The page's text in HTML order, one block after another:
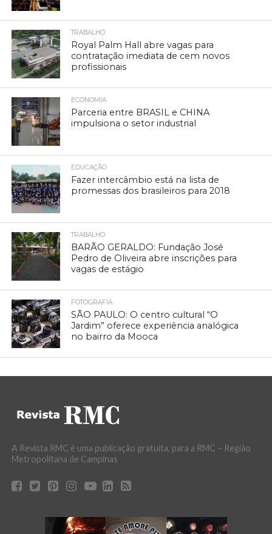
TRABALHO
Royal Palm Hall abre vagas para
contratação imediata de cem novos
profissionais
ECONOMIA
Parceria entre BRASIL e CHINA
impulsiona o setor industrial
EDUCAÇÃO
Fazer intercâmbio está na lista de
promessas dos brasileiros para 2018
TRABALHO
BARÃO GERALDO: Fundação José
Pedro de Oliveira abre inscrições para
vagas de estágio
FOTOGRAFIA
SÃO PAULO: O centro cultural “O
Jardim” oferece experiência analógica
no bairro da Mooca
A Revista RMC é uma publicação gratuita, para a RMC – Região
Metropolitana de Campinas